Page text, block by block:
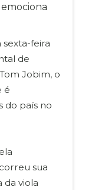
sexta-feira
de
Jobim, o
é
do país no
sua
da viola